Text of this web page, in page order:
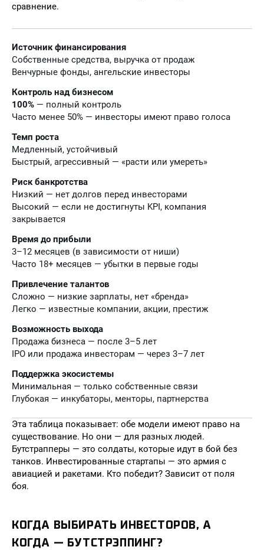
сравнение.
Источник финансирования
Собственные средства, выручка от продаж
Венчурные фонды, ангельские инвесторы
Контроль над бизнесом
100% — полный контроль
Часто менее 50% — инвесторы имеют право голоса
Темп роста
Медленный, устойчивый
Быстрый, агрессивный — «расти или умереть»
Риск банкротства
Низкий — нет долгов перед инвесторами
Высокий — если не достигнуты KPI, компания
закрывается
Время до прибыли
3–12 месяцев (в зависимости от ниши)
Часто 18+ месяцев — убытки в первые годы
Привлечение талантов
Сложно — низкие зарплаты, нет «бренда»
Легко — известные компании, акции, престиж
Возможность выхода
Продажа бизнеса — после 3–5 лет
IPO или продажа инвесторам — через 3–7 лет
Поддержка экосистемы
Минимальная — только собственные связи
Глубокая — инкубаторы, менторы, партнерства
Эта таблица показывает: обе модели имеют право на
существование. Но они — для разных людей.
Бутстрапперы — это солдаты, которые идут в бой без
танков. Инвестированные стартапы — это армия с
авиацией и ракетами. Кто победит? Зависит от поля
боя.
КОГДА ВЫБИРАТЬ ИНВЕСТОРОВ, А
КОГДА — БУТСТРЭППИНГ?